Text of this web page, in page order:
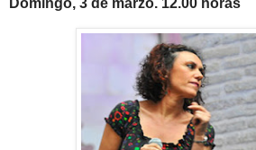
Domingo, 3 de marzo. 12.00 horas